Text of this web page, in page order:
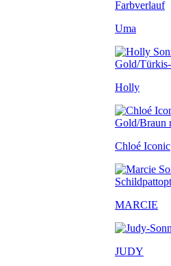
Uma
Holly
Chloé Iconic
MARCIE
JUDY